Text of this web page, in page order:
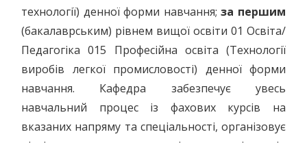
технології) денної форми навчання;за першим
(бакалаврським) рівнем вищої освіти 01 Освіта/
Педагогіка 015 Професійна освіта (Технології
виробів легкої промисловості) денної форми
навчання. Кафедра забезпечує увесь
навчальний процес із фахових курсів на
вказаних напряму та спеціальності, організовує